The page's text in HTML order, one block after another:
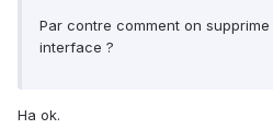
Par contre comment on
interface ?
Ha ok.